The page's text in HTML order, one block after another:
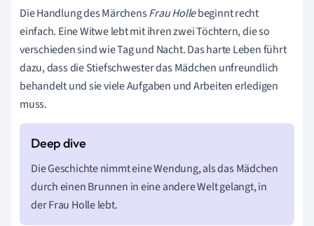
Die Handlung des MärchensFrau Hollebeginnt recht
einfach. Eine Witwe lebt mit ihren zwei Töchtern, die so
verschieden sind wie Tag und Nacht. Das harte Leben führt
dazu, dass die Stiefschwester das Mädchen unfreundlich
behandelt und sie viele Aufgaben und Arbeiten erledigen
muss.
Die Geschichte nimmt eine Wendung, als das Mädchen
durch einen Brunnen in eine andere Welt gelangt, in
der Frau Holle lebt.